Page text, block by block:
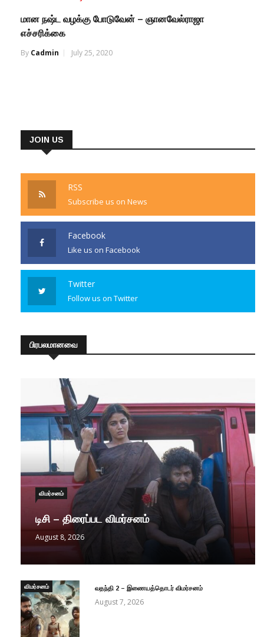
மான நஷ்ட வழக்கு போடுவேன் – ஞானவேல்ராஜா
எச்சரிக்கை
By Cadmin July 25, 2020
JOIN US
RSS
Subscribe us on News
Facebook
Like us on Facebook
Twitter
Follow us on Twitter
பிரபலமானவை
விமர்சனம்
டிசி – திரைப்பட விமர்சனம்
August 8, 2026
விமர்சனம் வதந்தி 2 – இணையத்தொடர் விமர்சனம்
August 7, 2026